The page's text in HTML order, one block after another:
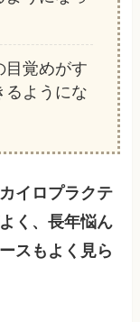
目覚めがす
るようにな
イロプラクテ
く、長年悩ん
スもよく見ら